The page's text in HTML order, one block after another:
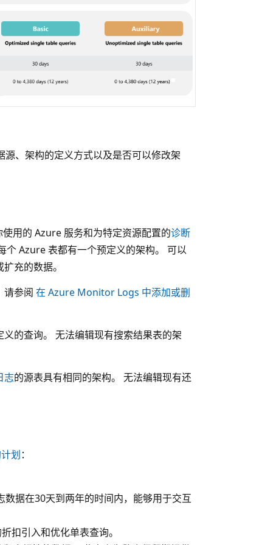
、架构的定义方式以及是否可以修改架
用的 Azure 服务和为特定资源配置的诊断
个 Azure 表都有一个预定义的架构。 可以
充的数据。
请参阅 在 Azure Monitor Logs 中添加或删
义的查询。 无法编辑现有搜索结果表的架
志的源表具有相同的架构。 无法编辑现有还
划：
据在30天到两年的时间内，能够用于交互
扣引入和优化单表查询。